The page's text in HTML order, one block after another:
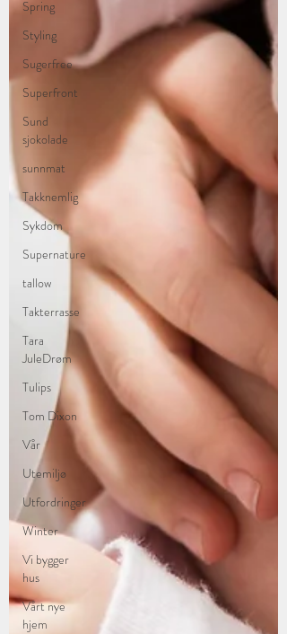
Spring
Styling
Sugerfree
Superfront
Sund
sjokolade
sunnmat
Takknemlig
Sykdom
Supernature
tallow
Takterrasse
Tara
JuleDrøm
Tulips
Tom Dixon
Vår
Utemiljø
Utfordringer
Winter
Vi bygger
hus
Vårt nye
hjem